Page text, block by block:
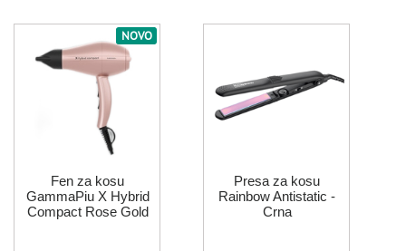
NOVO
Fen za kosu
GammaPiu X Hybrid
Compact Rose Gold
Presa za kosu
Rainbow Antistatic -
Crna